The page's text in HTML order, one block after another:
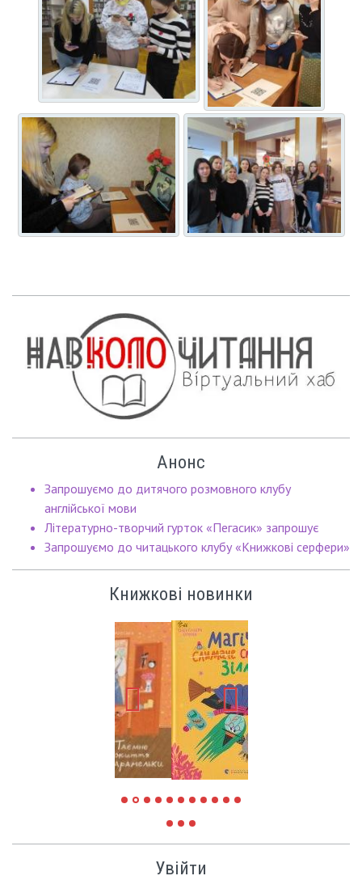
Анонс
Запрошуємо до дитячого розмовного клубу
англійської мови
Літературно-творчий гурток «Пегасик» запрошує
Запрошуємо до читацького клубу «Книжкові серфери»
Книжкові новинки
Увійти